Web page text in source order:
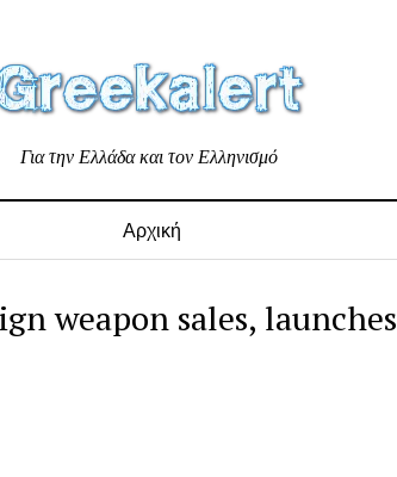
Για την Ελλάδα και τον Ελληνισμό
Αρχική
weapon sales, launches